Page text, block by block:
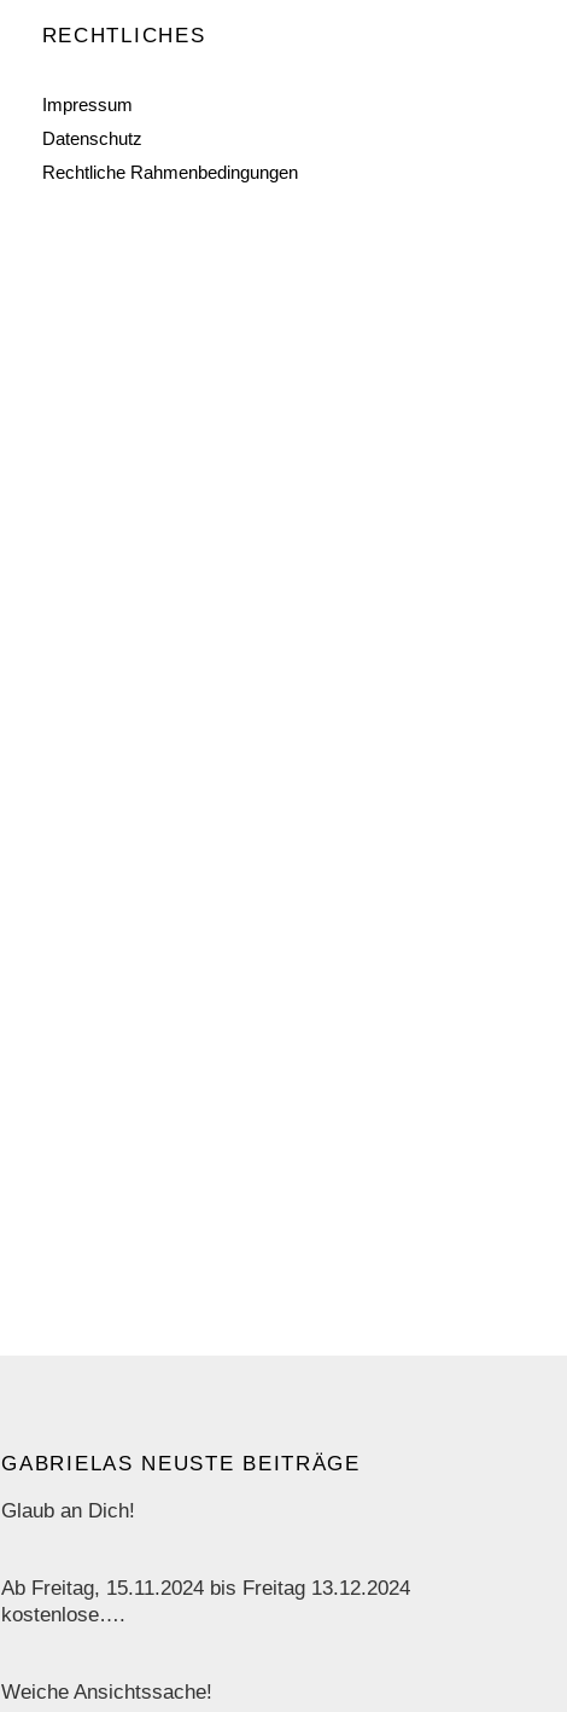
RECHTLICHES
Impressum
Datenschutz
Rechtliche Rahmenbedingungen
GABRIELAS NEUSTE BEITRÄGE
Glaub an Dich!
Ab Freitag, 15.11.2024 bis Freitag 13.12.2024
kostenlose….
Weiche Ansichtssache!